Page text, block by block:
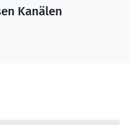
Kanälen